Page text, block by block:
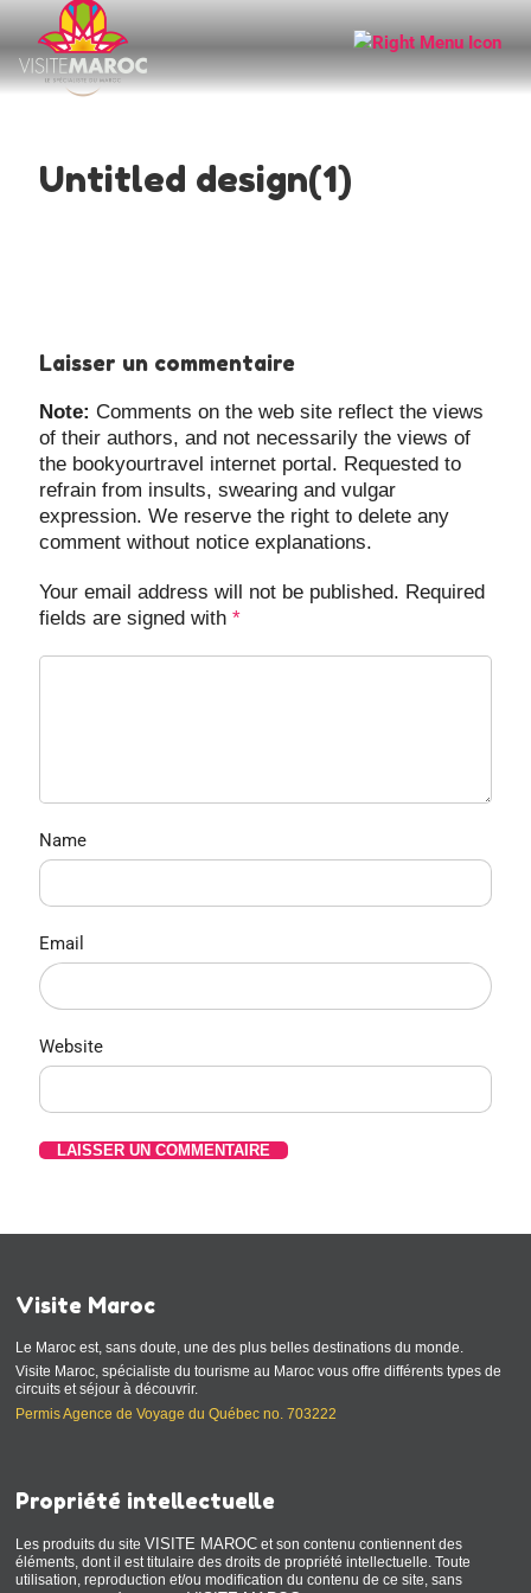
Untitled design(1)
Laisser un commentaire
Note: Comments on the web site reflect the views
of their authors, and not necessarily the views of
the bookyourtravel internet portal. Requested to
refrain from insults, swearing and vulgar
expression. We reserve the right to delete any
comment without notice explanations.
Your email address will not be published. Required
fields are signed with*
Name
Email
Website
Visite Maroc
Le Maroc est, sans doute, une des plus belles destinations du monde.
Visite Maroc, spécialiste du tourisme au Maroc vous offre différents types de
circuits et séjour à découvrir.
Permis Agence de Voyage du Québec no. 703222
Propriété intellectuelle
Les produits du siteVISITE MAROC et son contenu contiennent des
éléments, dont il est titulaire des droits de propriété intellectuelle. Toute
utilisation, reproduction et/ou modification du contenu de ce site, sans